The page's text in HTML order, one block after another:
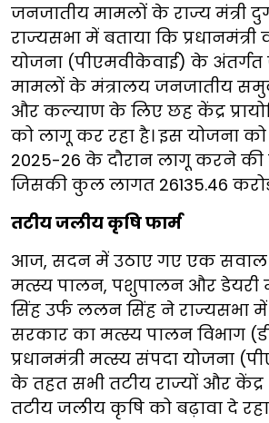
जनजातीय मामलों के राज्य मंत्री
राज्यसभा में बताया कि
योजना (पीएमवीकेवाई) के
मामलों के मंत्रालय जनजातीय
और कल्याण के लिए छह केंद्र
को लागू कर रहा है। इस योजना
2025-26 के दौरान लागू करने की
जिसकी कुल लागत 26135.46
तटीय जलीय कृषि फार्म
आज, सदन में उठाए गए एक
मत्स्य पालन, पशुपालन और डेयरी
सिंह उर्फ ललन सिंह ने राज्यसभा में
सरकार का मत्स्य पालन विभाग
प्रधानमंत्री मत्स्य संपदा योजना
के तहत सभी तटीय राज्यों और केंद्र
तटीय जलीय कृषि को बढ़ावा दे रहा